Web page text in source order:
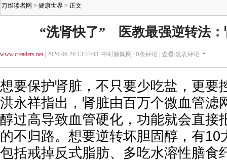
万维读者网 > 健康世界 > 正文
“洗肾快了” 医教最强逆转法：
www.creaders.net| 2026-06-26 13:37:43 中时新闻网 | 0条评论 | 查看/发表评论
想要保护肾脏，不只要少吃盐，更要
洪永祥指出，肾脏由百万个微血管滤
醇过高导致血管硬化，功能就会直接
的不归路。想要逆转坏胆固醇，有10
包括戒掉反式脂肪、多吃水溶性膳食